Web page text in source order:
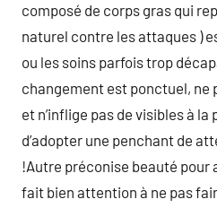
composé de corps gras qui
naturel contre les attaques )
ou les soins parfois trop
changement est ponctuel, ne
et n’inflige pas de visibles à
d’adopter une penchant de
!Autre préconise beauté pour
fait bien attention à ne pas